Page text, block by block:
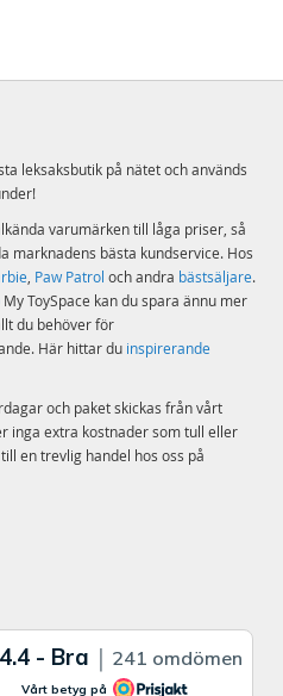
76442
LEGO
leksaksbutik på nätet och används
varumärken till låga priser, så
marknadens bästa kundservice. Hos
, Paw Patrol och andra bästsäljare.
My ToySpace kan du spara ännu mer
du behöver för
Här hittar du inspirerande
och paket skickas från vårt
inga extra kostnader som tull eller
en trevlig handel hos oss på